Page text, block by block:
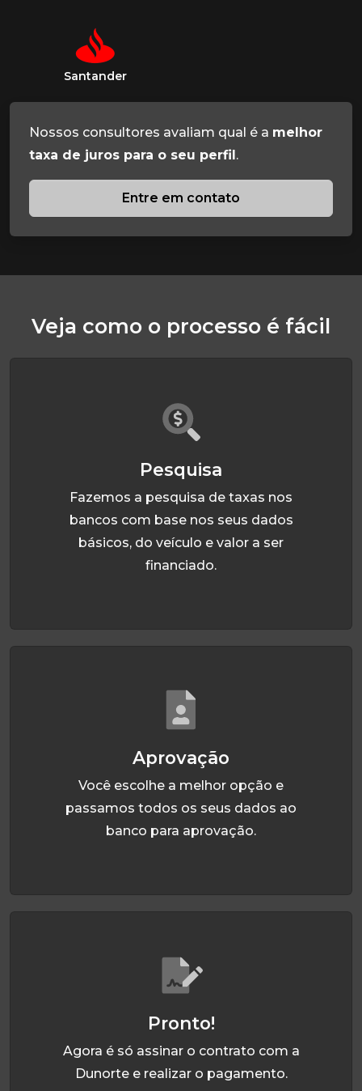
Santander
Nossos consultores avaliam qual é a melhor
taxa de juros para o seu perfil.
Entre em contato
Veja como o processo é fácil
Pesquisa
Fazemos a pesquisa de taxas nos
bancos com base nos seus dados
básicos, do veículo e valor a ser
financiado.
Aprovação
Você escolhe a melhor opção e
passamos todos os seus dados ao
banco para aprovação.
Pronto!
Agora é só assinar o contrato com a
Dunorte e realizar o pagamento.